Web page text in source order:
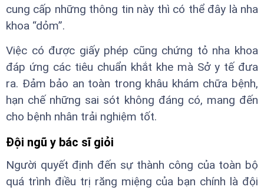
cung cấp những thông tin này thì có thể đây là nha
khoa “dỏm”.
Việc có được giấy phép cũng chứng tỏ nha khoa
đáp ứng các tiêu chuẩn khắt khe mà Sở y tế đưa
ra. Đảm bảo an toàn trong khâu khám chữa bệnh,
hạn chế những sai sót không đáng có, mang đến
cho bệnh nhân trải nghiệm tốt.
Đội ngũ y bác sĩ giỏi
Người quyết định đến sự thành công của toàn bộ
quá trình điều trị răng miệng của bạn chính là đội